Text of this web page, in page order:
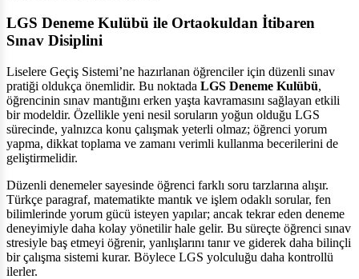
LGS Deneme Kulübü ile Ortaokuldan İtibaren
Sınav Disiplini
Liselere Geçiş Sistemi’ne hazırlanan öğrenciler için düzenli sınav
pratiği oldukça önemlidir. Bu noktada LGS Deneme Kulübü,
öğrencinin sınav mantığını erken yaşta kavramasını sağlayan etkili
bir modeldir. Özellikle yeni nesil soruların yoğun olduğu LGS
sürecinde, yalnızca konu çalışmak yeterli olmaz; öğrenci yorum
yapma, dikkat toplama ve zamanı verimli kullanma becerilerini de
geliştirmelidir.
Düzenli denemeler sayesinde öğrenci farklı soru tarzlarına alışır.
Türkçe paragraf, matematikte mantık ve işlem odaklı sorular, fen
bilimlerinde yorum gücü isteyen yapılar; ancak tekrar eden deneme
deneyimiyle daha kolay yönetilir hale gelir. Bu süreçte öğrenci sınav
stresiyle baş etmeyi öğrenir, yanlışlarını tanır ve giderek daha bilinçli
bir çalışma sistemi kurar. Böylece LGS yolculuğu daha kontrollü
ilerler.